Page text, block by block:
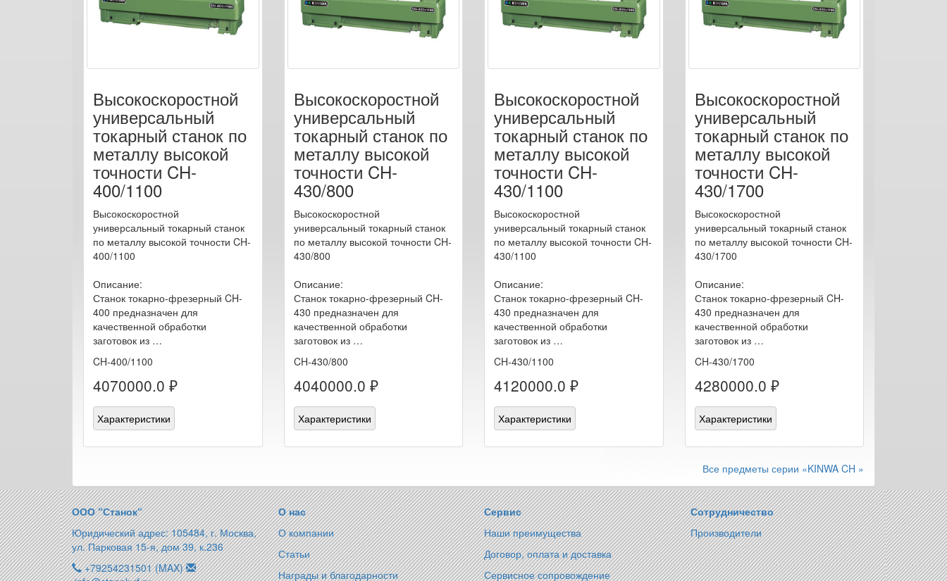
Высокоскоростной
универсальный
токарный станок по
металлу высокой
точности CH-
400/1100
Высокоскоростной
универсальный токарный станок
по металлу высокой точности CH-
400/1100
Описание:
Станок токарно-фрезерный CH-
400 предназначен для
качественной обработки
заготовок из …
CH-400/1100
4070000.0 ₽
Характеристики
Высокоскоростной
универсальный
токарный станок по
металлу высокой
точности CH-
430/800
Высокоскоростной
универсальный токарный станок
по металлу высокой точности CH-
430/800
Описание:
Станок токарно-фрезерный CH-
430 предназначен для
качественной обработки
заготовок из …
CH-430/800
4040000.0 ₽
Характеристики
Высокоскоростной
универсальный
токарный станок по
металлу высокой
точности CH-
430/1100
Высокоскоростной
универсальный токарный станок
по металлу высокой точности CH-
430/1100
Описание:
Станок токарно-фрезерный CH-
430 предназначен для
качественной обработки
заготовок из …
CH-430/1100
4120000.0 ₽
Характеристики
Высокоскоростной
универсальный
токарный станок по
металлу высокой
точности CH-
430/1700
Высокоскоростной
универсальный токарный станок
по металлу высокой точности CH-
430/1700
Описание:
Станок токарно-фрезерный CH-
430 предназначен для
качественной обработки
заготовок из …
CH-430/1700
4280000.0 ₽
Характеристики
Все предметы серии «KINWA CH »
ООО “Станок“
Юридический адрес: 105484, г. Москва,
ул. Парковая 15-я, дом 39, к.236
+79254231501 (MAX)
О нас
О компании
Статьи
Награды и благодарности
Сервис
Наши преимущества
Договор, оплата и доставка
Сервисное сопровождение
Сотрудничество
Производители